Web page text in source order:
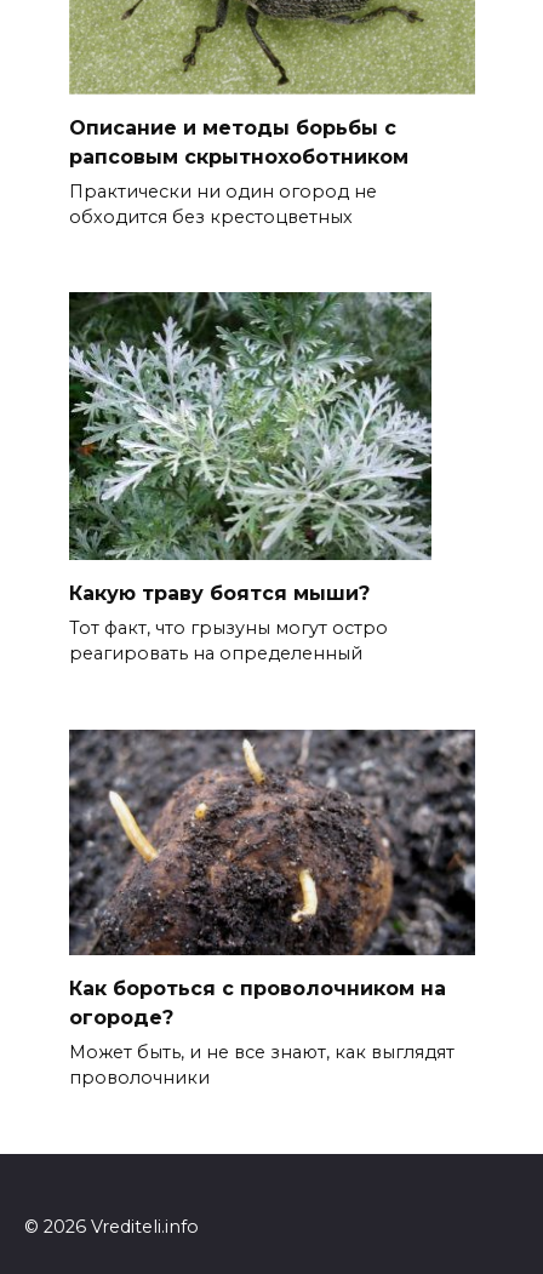
Описание и методы борьбы с
рапсовым скрытнохоботником
Практически ни один огород не
обходится без крестоцветных
Какую траву боятся мыши?
Тот факт, что грызуны могут остро
реагировать на определенный
Как бороться с проволочником на
огороде?
Может быть, и не все знают, как выглядят
проволочники
© 2026 Vrediteli.info